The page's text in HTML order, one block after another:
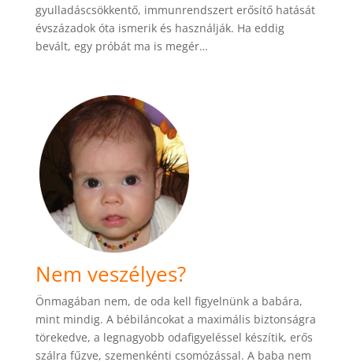
gyulladáscsökkentő, immunrendszert erősítő hatását
évszázadok óta ismerik és használják. Ha eddig
bevált, egy próbát ma is megér…
Nem veszélyes?
Önmagában nem, de oda kell figyelnünk a babára,
mint mindig. A bébiláncokat a maximális biztonságra
törekedve, a legnagyobb odafigyeléssel készítik, erős
szálra fűzve, szemenkénti csomózással. A baba nem